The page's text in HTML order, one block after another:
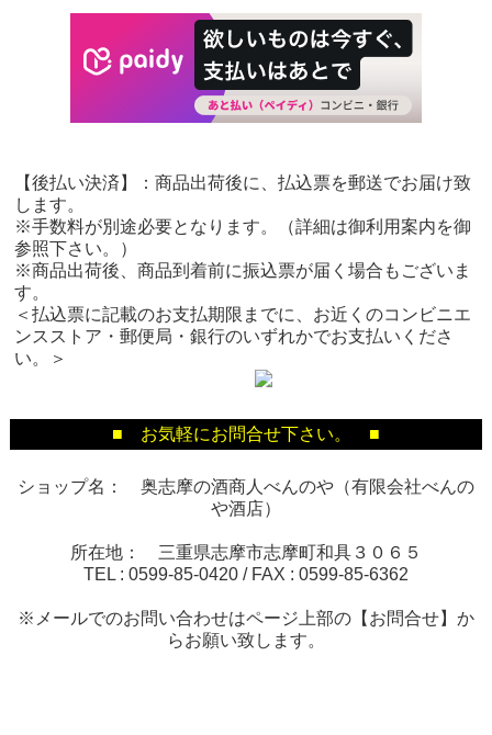
【後払い決済】：商品出荷後に、払込票を郵送でお届け致
します。
※手数料が別途必要となります。（詳細は御利用案内を御
参照下さい。）
※商品出荷後、商品到着前に振込票が届く場合もございま
す。
＜払込票に記載のお支払期限までに、お近くのコンビニエ
ンスストア・郵便局・銀行のいずれかでお支払いくださ
い。＞
■ お気軽にお問合せ下さい。 ■
ショップ名： 奥志摩の酒商人べんのや（有限会社べんの
や酒店）
所在地： 三重県志摩市志摩町和具３０６５
TEL : 0599-85-0420 / FAX : 0599-85-6362
※メールでのお問い合わせはページ上部の【お問合せ】か
らお願い致します。